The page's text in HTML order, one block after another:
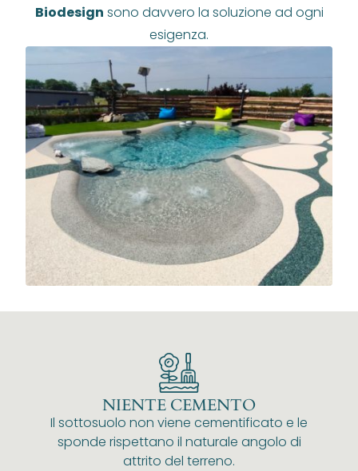
Biodesign sono davvero la soluzione ad ogni
esigenza.
NIENTE CEMENTO
Il sottosuolo non viene cementificato e le
sponde rispettano il naturale angolo di
attrito del terreno.